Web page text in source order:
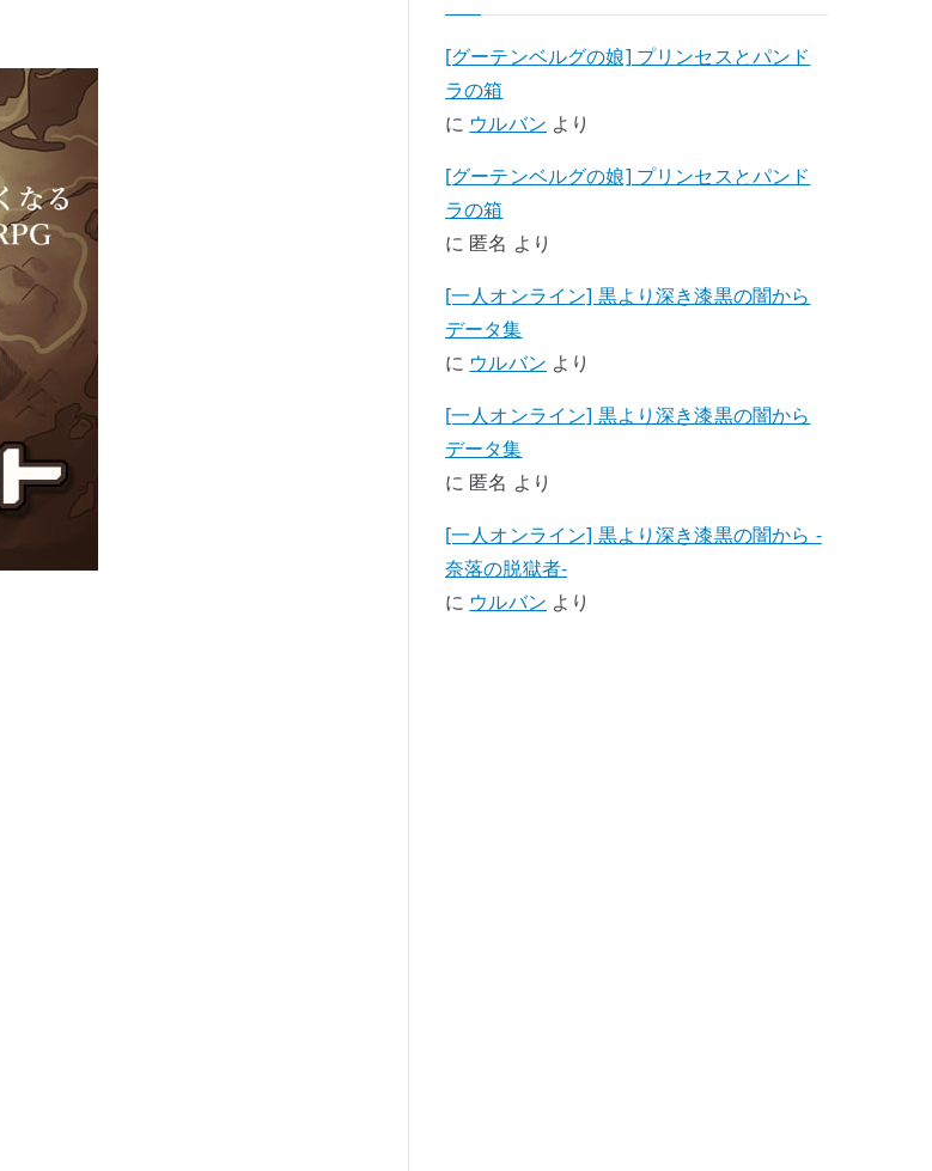
[グーテンベルグの娘] プリンセスとパンド
ラの箱
に ウルバン より
[グーテンベルグの娘] プリンセスとパンド
ラの箱
に 匿名 より
[一人オンライン] 黒より深き漆黒の闇から
データ集
に ウルバン より
[一人オンライン] 黒より深き漆黒の闇から
データ集
に 匿名 より
[一人オンライン] 黒より深き漆黒の闇から -
奈落の脱獄者-
に ウルバン より